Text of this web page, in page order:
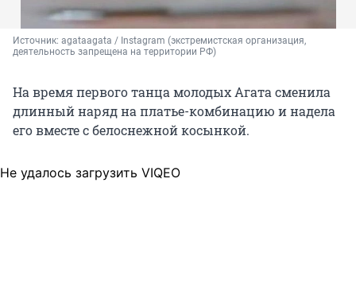
Источник: agataagata / Instagram (экстремистская организация,
деятельность запрещена на территории РФ)
На время первого танца молодых Агата сменила
длинный наряд на платье-комбинацию и надела
его вместе с белоснежной косынкой.
Не удалось загрузить VIQEO